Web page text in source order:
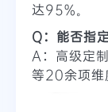
达95%。
Q：能否指
A：高级定
等20余项维